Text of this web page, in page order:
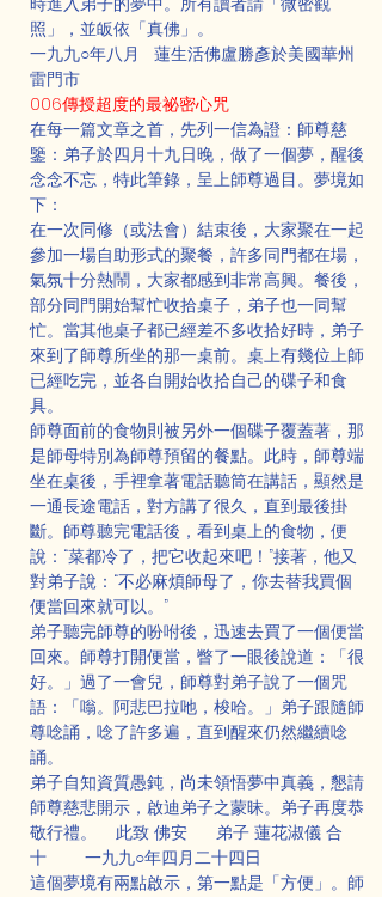
照」，並皈依「真佛」。
一九九○年八月   蓮生活佛盧勝彥於美國華州
雷門市
006傳授超度的最祕密心咒
在每一篇文章之首，先列一信為證：師尊慈
鑒：弟子於四月十九日晚，做了一個夢，醒後
念念不忘，特此筆錄，呈上師尊過目。夢境如
下：
在一次同修（或法會）結束後，大家聚在一起
參加一場自助形式的聚餐，許多同門都在場，
氣氛十分熱鬧，大家都感到非常高興。餐後，
部分同門開始幫忙收拾桌子，弟子也一同幫
忙。當其他桌子都已經差不多收拾好時，弟子
來到了師尊所坐的那一桌前。桌上有幾位上師
已經吃完，並各自開始收拾自己的碟子和食
具。
師尊面前的食物則被另外一個碟子覆蓋著，那
是師母特別為師尊預留的餐點。此時，師尊端
坐在桌後，手裡拿著電話聽筒在講話，顯然是
一通長途電話，對方講了很久，直到最後掛
斷。師尊聽完電話後，看到桌上的食物，便
說：“菜都冷了，把它收起來吧！”接著，他又
對弟子說：“不必麻煩師母了，你去替我買個
便當回來就可以。”
弟子聽完師尊的吩咐後，迅速去買了一個便當
回來。師尊打開便當，瞥了一眼後說道：「很
好。」過了一會兒，師尊對弟子說了一個咒
語：「嗡。阿悲巴拉吔，梭哈。」弟子跟隨師
尊唸誦，唸了許多遍，直到醒來仍然繼續唸
誦。
弟子自知資質愚鈍，尚未領悟夢中真義，懇請
師尊慈悲開示，啟迪弟子之蒙昧。弟子再度恭
敬行禮。    此致 佛安      弟子 蓮花淑儀 合
十        一九九○年四月二十四日
這個夢境有兩點啟示，第一點是「方便」。師